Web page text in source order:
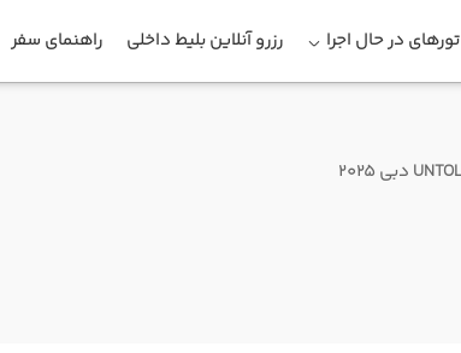
تورهای در حال اجرا رزرو آنلاین بلیط داخلی راهنمای سفر